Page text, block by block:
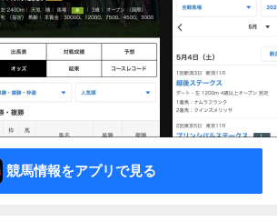
競馬情報をアプリで見る